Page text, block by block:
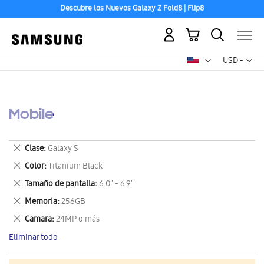
Descubre los Nuevos Galaxy Z Fold8 | Flip8
USD -
dólar
Mi carrito
Mobile
Clase Galaxy S
Eliminar
este
artículo
Color Titanium Black
Eliminar
este
artículo
Tamaño de pantalla 6.0" - 6.9"
Eliminar
este
artículo
Memoria 256GB
Eliminar
este
artículo
Camara 24MP o más
Eliminar
este
artículo
Eliminar todo